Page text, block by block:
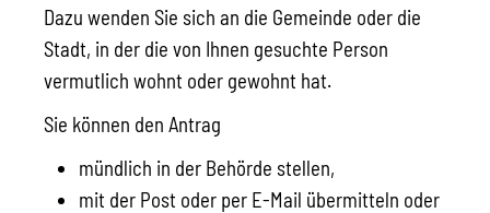
Dazu wenden Sie sich an die Gemeinde oder die
Stadt, in der die von Ihnen gesuchte Person
vermutlich wohnt oder gewohnt hat.
Sie können den Antrag
mündlich in der Behörde stellen,
mit der Post oder per E-Mail übermitteln oder